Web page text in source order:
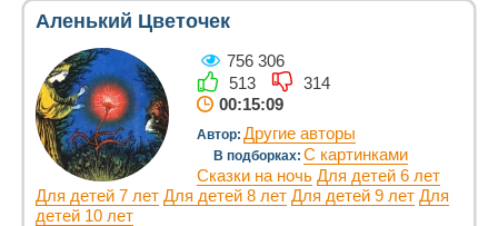
Аленький Цветочек
756 306
513
314
00:15:09
Автор: Другие авторы
В подборках: С картинками
Сказки на ночь Для детей 6 лет
Для детей 7 лет Для детей 8 лет Для детей 9 лет Для
детей 10 лет